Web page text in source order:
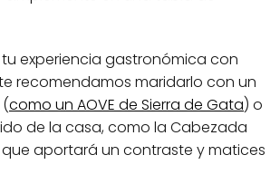
experiencia gastronómica con
recomendamos maridarlo con un
(como un AOVE de Sierra de Gata) o
de la casa, como la Cabezada
aportará un contraste y matices